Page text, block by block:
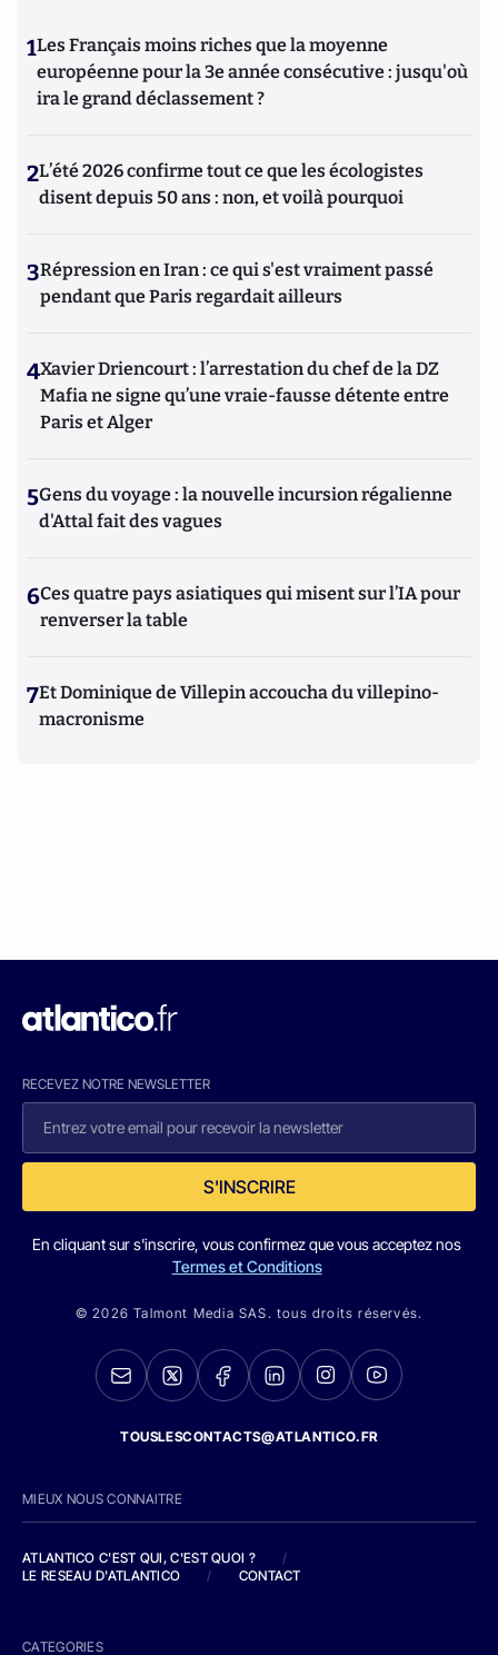
1Les Français moins riches que la moyenne
européenne pour la 3e année consécutive : jusqu'où
ira le grand déclassement ?
2L’été 2026 confirme tout ce que les écologistes
disent depuis 50 ans : non, et voilà pourquoi
3Répression en Iran : ce qui s'est vraiment passé
pendant que Paris regardait ailleurs
4Xavier Driencourt : l’arrestation du chef de la DZ
Mafia ne signe qu’une vraie-fausse détente entre
Paris et Alger
5Gens du voyage : la nouvelle incursion régalienne
d'Attal fait des vagues
6Ces quatre pays asiatiques qui misent sur l’IA pour
renverser la table
7Et Dominique de Villepin accoucha du villepino-
macronisme
RECEVEZ NOTRE NEWSLETTER
S'INSCRIRE
En cliquant sur s'inscrire, vous confirmez que vous acceptez nos
Termes et Conditions
© 2026 Talmont Media SAS. tous droits réservés.
TOUSLESCONTACTS@ATLANTICO.FR
MIEUX NOUS CONNAITRE
ATLANTICO C'EST QUI, C'EST QUOI ?
/
LE RESEAU D'ATLANTICO
/ CONTACT
CATEGORIES